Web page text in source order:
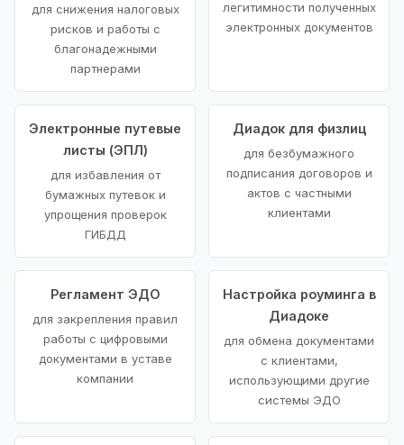
для снижения налоговых
рисков и работы с
благонадежными
партнерами
легитимности полученных
электронных документов
Электронные путевые
листы (ЭПЛ)
для избавления от
бумажных путевок и
упрощения проверок
ГИБДД
Диадок для физлиц
для безбумажного
подписания договоров и
актов с частными
клиентами
Регламент ЭДО
для закрепления правил
работы с цифровыми
документами в уставе
компании
Настройка роуминга в
Диадоке
для обмена документами
с клиентами,
использующими другие
системы ЭДО